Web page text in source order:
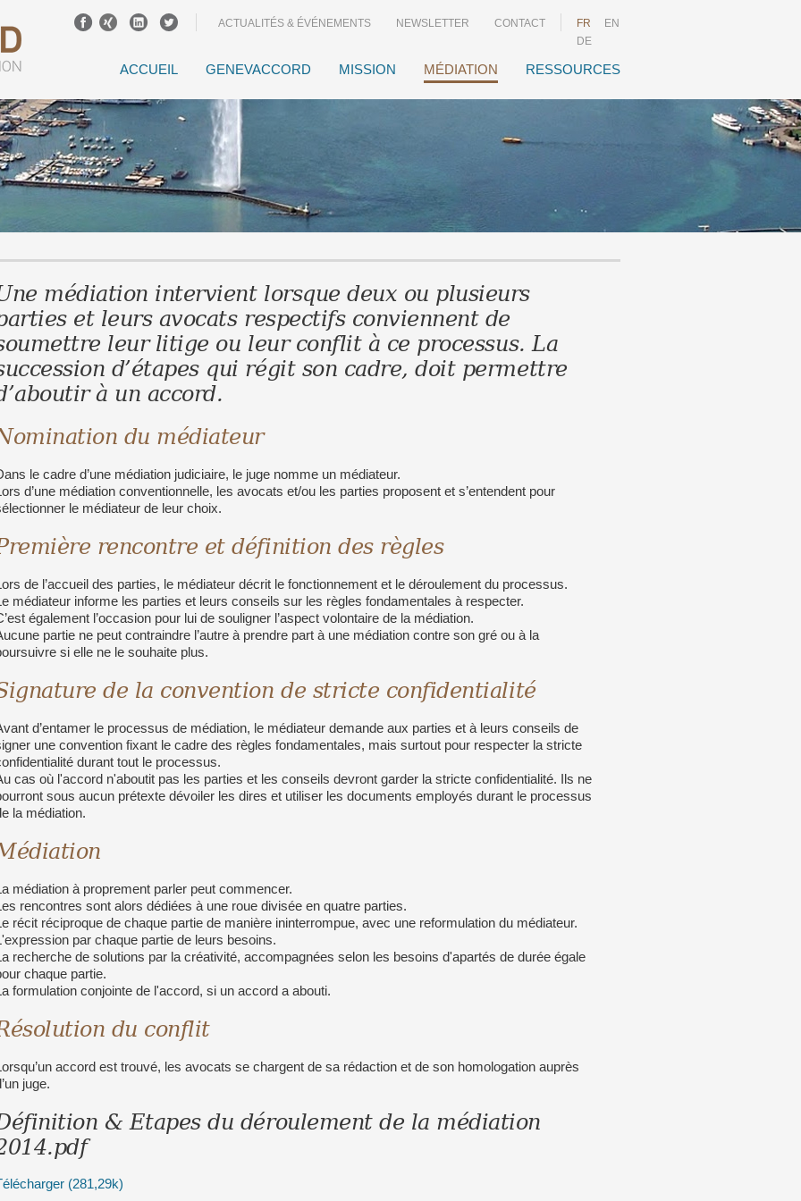
FR
EN
DE
ACTUALITÉS & ÉVÉNEMENTS NEWSLETTER CONTACT
ACCUEIL GENEVACCORD MISSION MÉDIATION RESSOURCES
médiation intervient lorsque deux ou plusieurs
et leurs avocats respectifs conviennent de
leur litige ou leur conflit à ce processus. La
d’étapes qui régit son cadre, doit permettre
à un accord.
du médiateur
le cadre d’une médiation judiciaire, le juge nomme un médiateur.
d’une médiation conventionnelle, les avocats et/ou les parties proposent et s’entendent pour
le médiateur de leur choix.
rencontre et définition des règles
de l’accueil des parties, le médiateur décrit le fonctionnement et le déroulement du processus.
médiateur informe les parties et leurs conseils sur les règles fondamentales à respecter.
également l’occasion pour lui de souligner l’aspect volontaire de la médiation.
partie ne peut contraindre l’autre à prendre part à une médiation contre son gré ou à la
si elle ne le souhaite plus.
de la convention de stricte confidentialité
d’entamer le processus de médiation, le médiateur demande aux parties et à leurs conseils de
une convention fixant le cadre des règles fondamentales, mais surtout pour respecter la stricte
durant tout le processus.
cas où l'accord n'aboutit pas les parties et les conseils devront garder la stricte confidentialité. Ils ne
sous aucun prétexte dévoiler les dires et utiliser les documents employés durant le processus
la médiation.
médiation à proprement parler peut commencer.
rencontres sont alors dédiées à une roue divisée en quatre parties.
récit réciproque de chaque partie de manière ininterrompue, avec une reformulation du médiateur.
par chaque partie de leurs besoins.
recherche de solutions par la créativité, accompagnées selon les besoins d'apartés de durée égale
chaque partie.
formulation conjointe de l'accord, si un accord a abouti.
du conflit
accord est trouvé, les avocats se chargent de sa rédaction et de son homologation auprès
juge.
& Etapes du déroulement de la médiation
(281,29k)